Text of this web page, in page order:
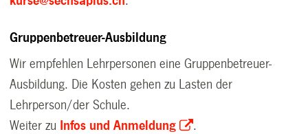
Gruppenbetreuer-Ausbildung
Wir empfehlen Lehrpersonen eine Gruppenbetreuer-
Ausbildung. Die Kosten gehen zu Lasten der
Lehrperson/der Schule.
Weiter zu Infos und Anmeldung .